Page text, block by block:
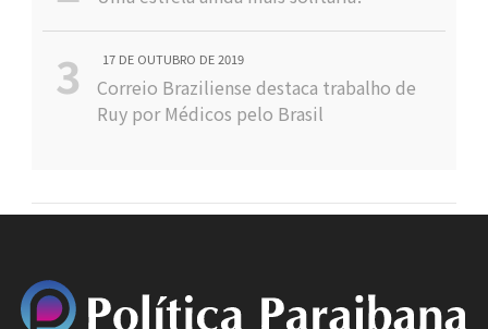
17 DE OUTUBRO DE 2019
Correio Braziliense destaca trabalho de
Ruy por Médicos pelo Brasil